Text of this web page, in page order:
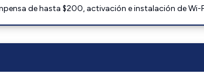
de hasta $200, activación e instalación de Wi-